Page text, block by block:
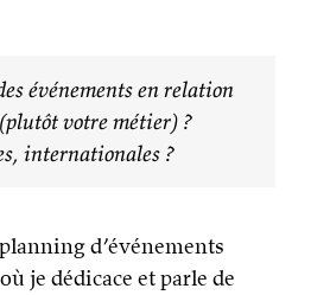
événements en relation
votre métier) ?
internationales ?
d’événements
je dédicace et parle de